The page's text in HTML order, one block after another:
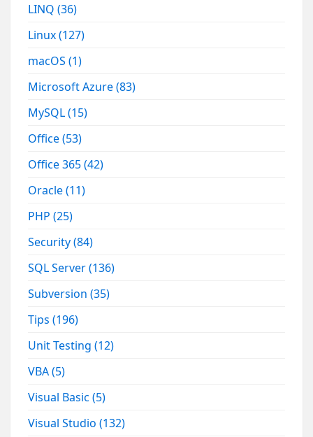
LINQ(36)
Linux(127)
macOS(1)
Microsoft Azure(83)
MySQL(15)
Office(53)
Office 365(42)
Oracle(11)
PHP(25)
Security(84)
SQL Server(136)
Subversion(35)
Tips(196)
Unit Testing(12)
VBA(5)
Visual Basic(5)
Visual Studio(132)